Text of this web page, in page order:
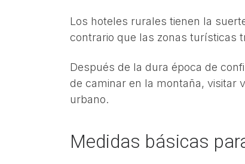
Los hoteles rurales tienen la
contrario que las zonas turísticas
Después de la dura época de
de caminar en la montaña, visitar
urbano.
Medidas básicas